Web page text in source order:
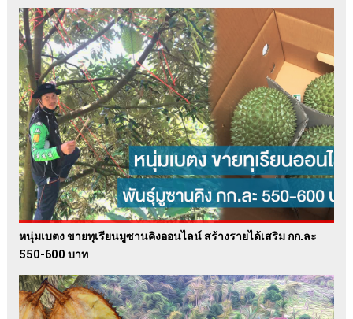
หนุ่มเบตง ขายทุเรียนมูซานคิงออนไลน์ สร้างรายได้เสริม กก.ละ
550-600 บาท